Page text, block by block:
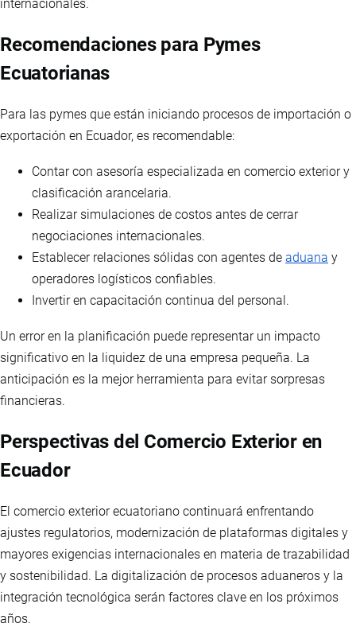
internacionales.
Recomendaciones para Pymes
Ecuatorianas
Para las pymes que están iniciando procesos de importación o
exportación en Ecuador, es recomendable:
Contar con asesoría especializada en comercio exterior y
clasificación arancelaria.
Realizar simulaciones de costos antes de cerrar
negociaciones internacionales.
Establecer relaciones sólidas con agentes de aduana y
operadores logísticos confiables.
Invertir en capacitación continua del personal.
Un error en la planificación puede representar un impacto
significativo en la liquidez de una empresa pequeña. La
anticipación es la mejor herramienta para evitar sorpresas
financieras.
Perspectivas del Comercio Exterior en
Ecuador
El comercio exterior ecuatoriano continuará enfrentando
ajustes regulatorios, modernización de plataformas digitales y
mayores exigencias internacionales en materia de trazabilidad
y sostenibilidad. La digitalización de procesos aduaneros y la
integración tecnológica serán factores clave en los próximos
años.